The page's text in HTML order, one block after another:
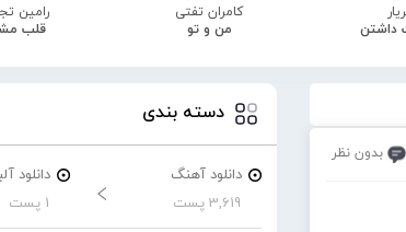
داشتن
کامران تفتی
من و تو
رامین
قلب
بدون نظر
دسته بندی
دانلود آهنگ
3,619 پست
دانلود
1 پست